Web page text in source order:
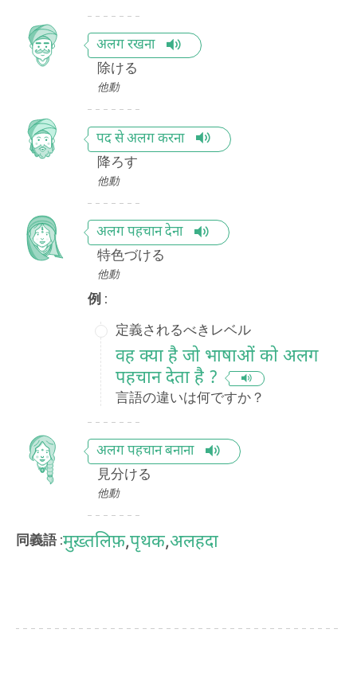
अलग रखना
除ける
他動
पद से अलग करना
降ろす
他動
अलग पहचान देना
特色づける
他動
例 :
定義されるべきレベル
वह क्या है जो भाषाओं को अलग
पहचान देता है ?
言語の違いは何ですか？
अलग पहचान बनाना
見分ける
他動
同義語 :मुख़्तलिफ़,पृथक,अलहदा